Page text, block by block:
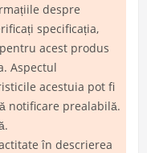
despre
specificația,
acest produs
Aspectul
acestuia pot fi
notificare prealabilă.
în descrierea